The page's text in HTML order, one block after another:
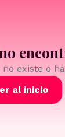
existe o
al inicio